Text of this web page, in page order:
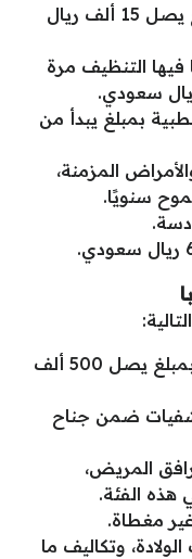
الحمل إلى ما بعد الولادة بمبلغ يصل 15 ألف ريال
فيها التنظيف مرة
سعودي.
بمبلغ يبدأ من
المزمنة،
سنويًا.
تغطي الفئة الفضية العلاجات بمبلغ يصل 500 ألف
ضمن جناح
المريض،
هذه الفئة.
مغطاة.
وتكاليف ما